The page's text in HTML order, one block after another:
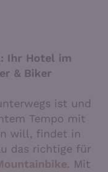
Ihr Hotel im
& Biker
ist und
Tempo mit
will, findet in
das richtige für
. Mit